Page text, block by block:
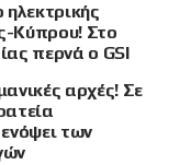
Κύπρου! Στο
περνά ο GSI
αρχές! Σε
των